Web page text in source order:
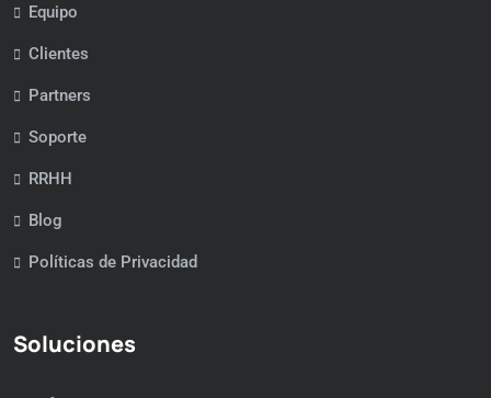
Equipo
Clientes
Partners
Soporte
RRHH
Blog
Políticas de Privacidad
Soluciones